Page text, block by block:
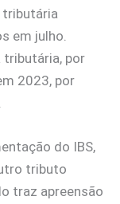
tributária
em julho.
tributária, por
2023, por
do IBS,
tributo
traz apreensão